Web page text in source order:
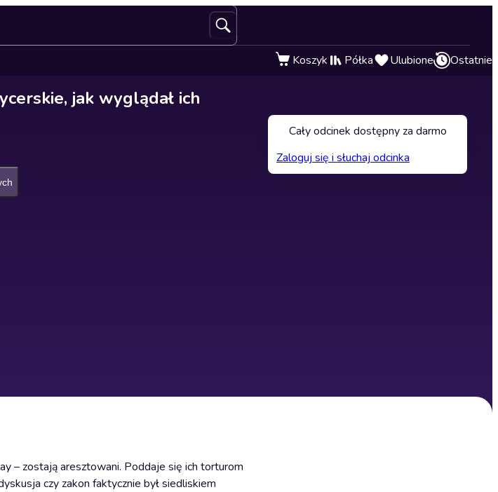
Koszyk Półka Ulubione Ostatnie
jak wyglądał ich
– zostają aresztowani. Poddaje się ich torturom
czy zakon faktycznie był siedliskiem
Cały odcinek dostępny za darmo
Zaloguj się i słuchaj odcinka